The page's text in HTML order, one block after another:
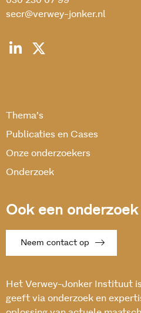
secr@verwey-jonker.nl
Thema’s
Publicaties en Cases
Onze onderzoekers
Onderzoek
Ook een
Neem contact op
Het Verwey-Jonker Instituut
geeft via onderzoek en